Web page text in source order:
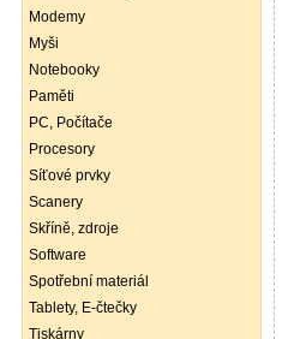
Modemy
Myši
Notebooky
Paměti
PC, Počítače
Procesory
Síťové prvky
Scanery
Skříně, zdroje
Software
Spotřební materiál
Tablety, E-čtečky
Tiskárny